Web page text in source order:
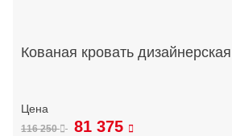
Кованая кровать
116 250 81 375